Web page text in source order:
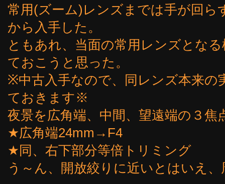
常用(ズーム)レンズまでは手が回ら
から入手した。
ともあれ、当面の常用レンズとな
ておこうと思った。
※中古入手なので、同レンズ本来の
ておきます※
夜景を広角端、中間、望遠端の３焦
★広角端24mm→F4
★同、右下部分等倍トリミング
う～ん、開放絞りに近いとはいえ